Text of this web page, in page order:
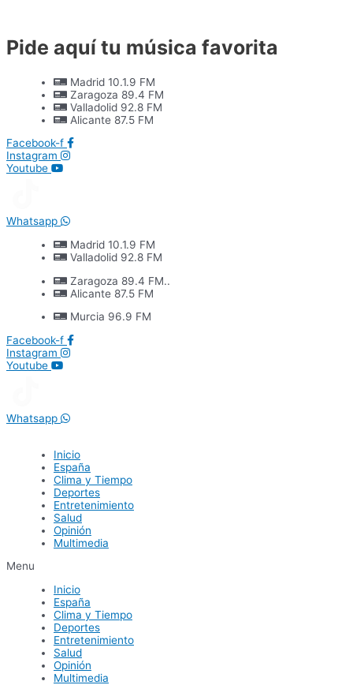
contenido
Pide aquí tu música favorita
Madrid 10.1.9 FM
Zaragoza 89.4 FM
Valladolid 92.8 FM
Alicante 87.5 FM
Facebook-f
Instagram
Youtube
Whatsapp
Madrid 10.1.9 FM
Valladolid 92.8 FM
Zaragoza 89.4 FM..
Alicante 87.5 FM
Murcia 96.9 FM
Facebook-f
Instagram
Youtube
Whatsapp
Inicio
España
Clima y Tiempo
Deportes
Entretenimiento
Salud
Opinión
Multimedia
Menu
Inicio
España
Clima y Tiempo
Deportes
Entretenimiento
Salud
Opinión
Multimedia